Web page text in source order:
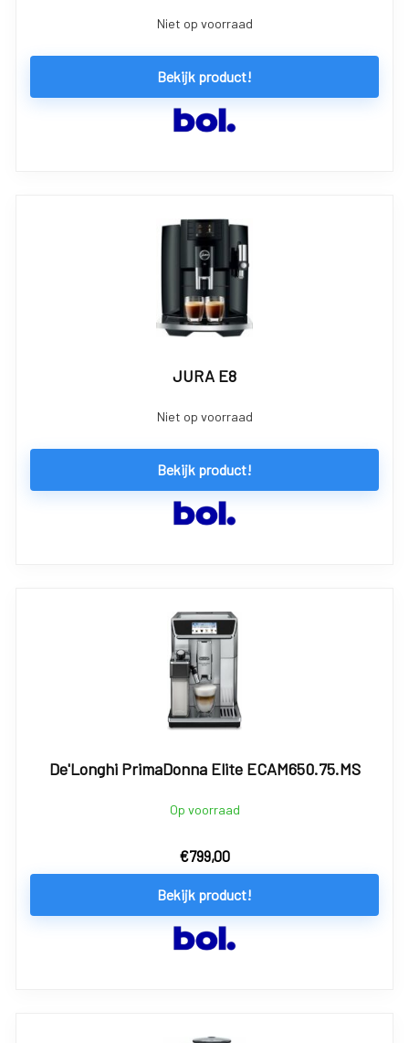
Niet op voorraad
Bekijk product!
JURA E8
Niet op voorraad
Bekijk product!
De'Longhi PrimaDonna Elite ECAM650.75.MS
Op voorraad
€799,00
Bekijk product!